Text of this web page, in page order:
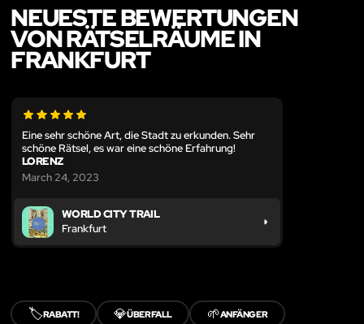
NEUESTE BEWERTUNGEN
VON RÄTSELRÄUME IN
FRANKFURT
Eine sehr schöne Art, die Stadt zu erkunden. Sehr
schöne Rätsel, es war eine schöne Erfahrung!
LORENZ
March 24, 2023
WORLD CITY TRAIL
Frankfurt
🏷️RABATT! 💎ÜBERFALL 🌱ANFÄNGER